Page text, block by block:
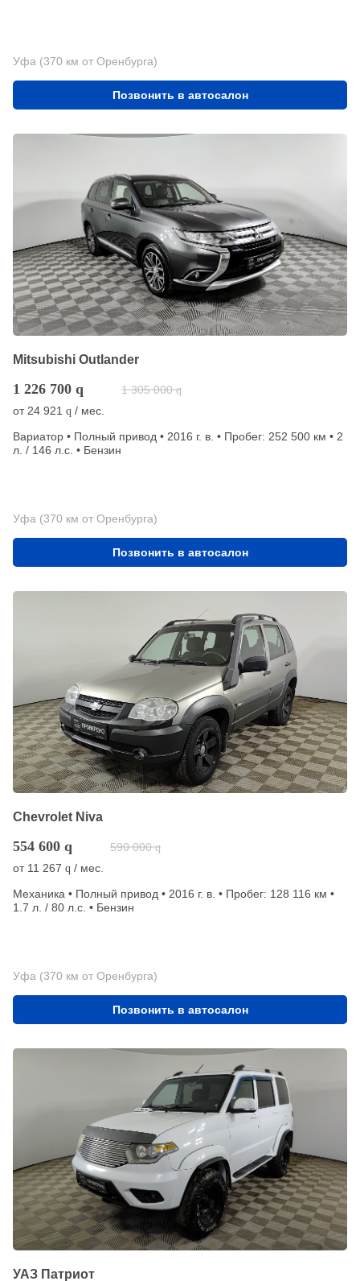
Уфа (370 км от Оренбурга)
Позвонить в автосалон
Mitsubishi Outlander
1 226 700 q 1 305 000 q
от 24 921 q / мес.
Вариатор • Полный привод • 2016 г. в. • Пробег: 252 500 км • 2
л. / 146 л.с. • Бензин
Уфа (370 км от Оренбурга)
Позвонить в автосалон
Chevrolet Niva
554 600 q 590 000 q
от 11 267 q / мес.
Механика • Полный привод • 2016 г. в. • Пробег: 128 116 км •
1.7 л. / 80 л.с. • Бензин
Уфа (370 км от Оренбурга)
Позвонить в автосалон
УАЗ Патриот